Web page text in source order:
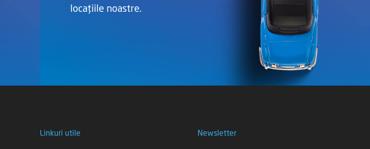
locațiile noastre.
Linkuri utile Newsletter